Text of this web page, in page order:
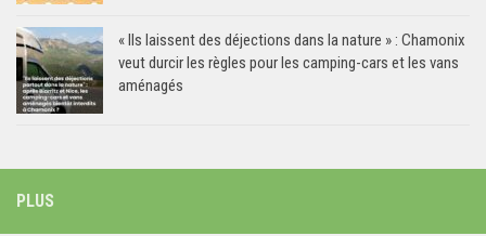
« Ils laissent des déjections dans la nature » : Chamonix
veut durcir les règles pour les camping-cars et les vans
aménagés
PLUS